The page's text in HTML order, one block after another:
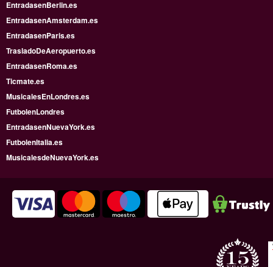
EntradasenBerlin.es
EntradasenAmsterdam.es
EntradasenParis.es
TrasladoDeAeropuerto.es
EntradasenRoma.es
Ticmate.es
MusicalesEnLondres.es
FutbolenLondres
EntradasenNuevaYork.es
FutbolenItalia.es
MusicalesdeNuevaYork.es